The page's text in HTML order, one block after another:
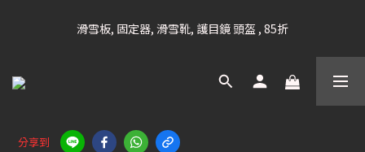
凡購滿HK$699 香港及澳門 [免運費] (大型貨品除外)
滑雪板, 固定器, 滑雪靴, 護目鏡 頭盔 , 85折
滑雪衫, 滑雪褲, 底、中層保暖 / 外套, 滑雪手套, 滑雪襪, 滑雪板袋,
凡購滿HK$699 香港及澳門 [免運費] (大型貨品除外)
分享到